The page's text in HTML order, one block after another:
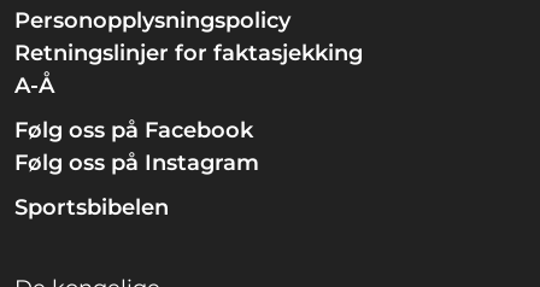
Personopplysningspolicy
Retningslinjer for faktasjekking
A-Å
Følg oss på Facebook
Følg oss på Instagram
Sportsbibelen